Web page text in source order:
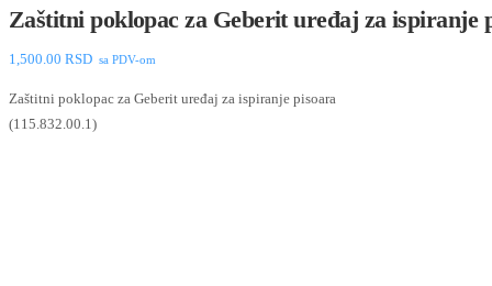
Zaštitni poklopac za Geberit uređaj za ispiranje
1,500.00 RSD sa PDV-om
Zaštitni poklopac za Geberit uređaj za ispiranje pisoara
(115.832.00.1)